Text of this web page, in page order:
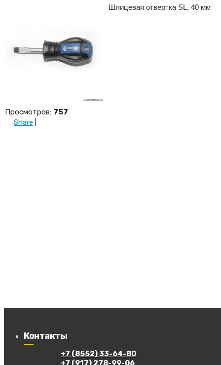
Шлицевая отвертка SL, 40 мм
Просмотров: 757
Share
Контакты
+7 (8552) 33-64-80
+7 (917) 278-99-06